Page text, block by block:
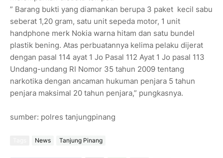
” Barang bukti yang diamankan berupa 3 paket kecil sabu
seberat 1,20 gram, satu unit sepeda motor, 1 unit
handphone merk Nokia warna hitam dan satu bundel
plastik bening. Atas perbuatannya kelima pelaku dijerat
dengan pasal 114 ayat 1 Jo Pasal 112 Ayat 1 Jo pasal 113
Undang-undang RI Nomor 35 tahun 2009 tentang
narkotika dengan ancaman hukuman penjara 5 tahun
penjara maksimal 20 tahun penjara,” pungkasnya.
sumber: polres tanjungpinang
News Tanjung Pinang